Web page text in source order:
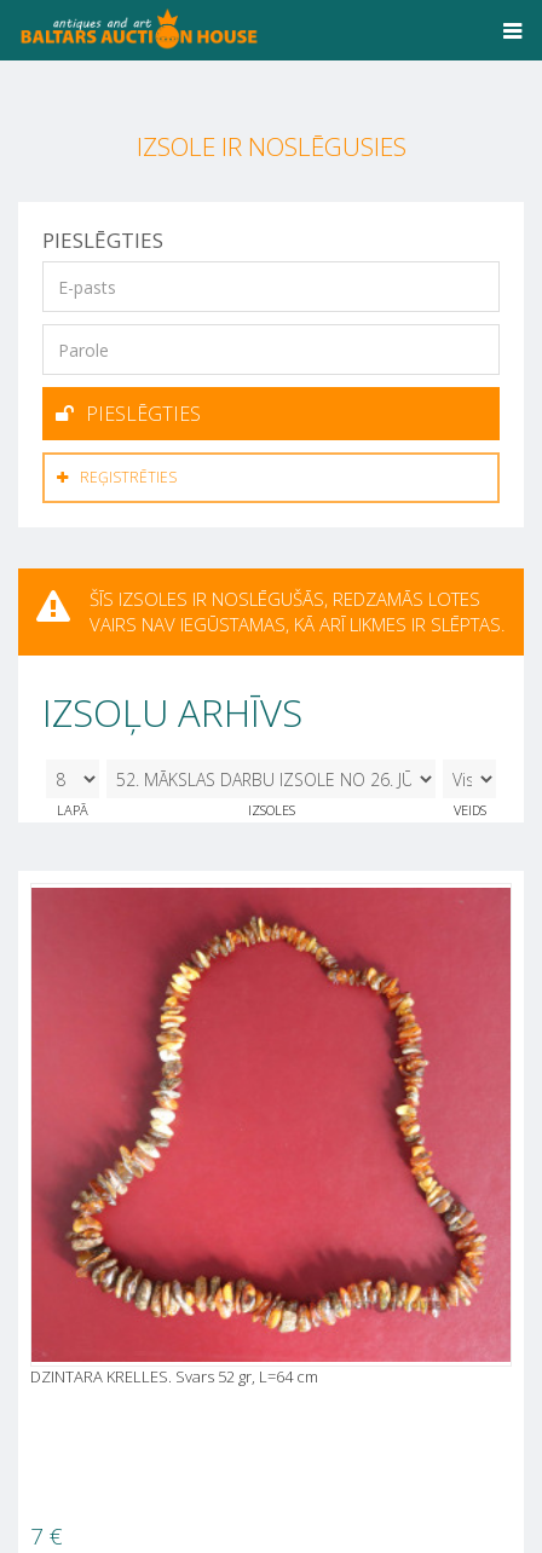
IZSOLE IR NOSLĒGUSIES
PIESLĒGTIES
PIESLĒGTIES
REĢISTRĒTIES
ŠĪS IZSOLES IR NOSLĒGUŠĀS, REDZAMĀS LOTES
VAIRS NAV IEGŪSTAMAS, KĀ ARĪ LIKMES IR SLĒPTAS.
IZSOĻU ARHĪVS
LAPĀ
52. MĀKSLAS DARBU IZSOLE NO 26. JŪLIJA
- 30. JŪLIJAM. 26.07.2024
IZSOLES VEIDS
DZINTARA KRELLES. Svars 52 gr, L=64 cm
7 €